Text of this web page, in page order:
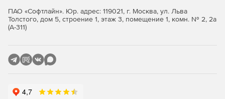
ПАО «Софтлайн». Юр. адрес: 119021, г. Москва, ул. Льва
Толстого, дом 5, строение 1, этаж 3, помещение 1, комн. № 2, 2а
(А-311)